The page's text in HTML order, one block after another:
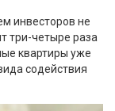
инвесторов не
три-четыре раза
квартиры уже
содействия